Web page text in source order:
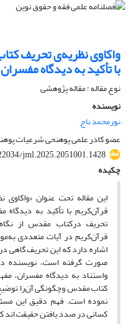
واکاوی نظریه‌ی تحریف
با تأکید به دیدگاه مفسران
نوع مقاله : مقاله پژوهشی
نویسنده
نورمحمد ناج
عضو کادر علمی پوهنحی شرعیات
jml.2025.2051001.1428
چکیده
این مقاله تحت عنوان
قرآن‌کریم با تأکید به
تحریف درکتاب مقدس از
قرآن‌کریم در آیات متعددی
اشاره دارد که این تحریف گاهی
صورت گرفته است، نویسنده
واستناد به دیدگاه مفسران،
کتاب مقدس وچگونگی آن‌را
نموده است. فهم دقیق این
کسانی در صدد یافتن حقیقت اند